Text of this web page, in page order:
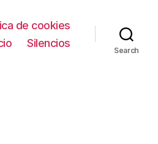
de cookies
Silencios
Search